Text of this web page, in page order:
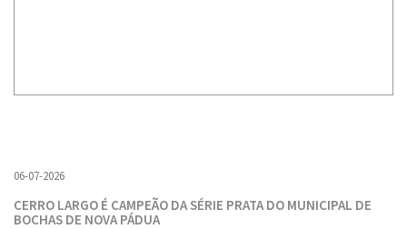
06-07-2026
CERRO LARGO É CAMPEÃO DA SÉRIE PRATA DO MUNICIPAL DE
BOCHAS DE NOVA PÁDUA